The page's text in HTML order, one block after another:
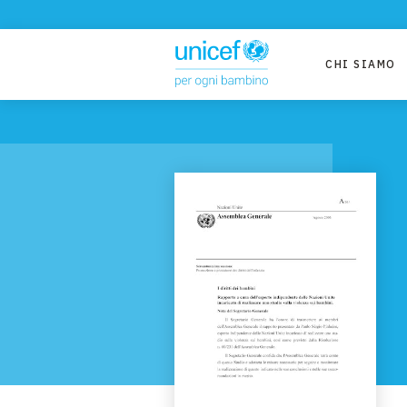
CHI SIAMO